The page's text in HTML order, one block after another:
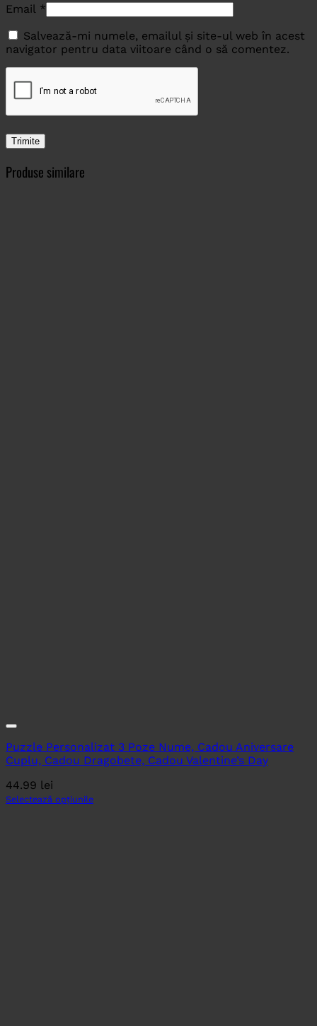
Email *
Salvează-mi numele, emailul și site-ul web în acest
navigator pentru data viitoare când o să comentez.
Produse similare
Puzzle Personalizat 3 Poze Nume, Cadou Aniversare
Cuplu, Cadou Dragobete, Cadou Valentine’s Day
44.99 lei
Selectează opțiunile